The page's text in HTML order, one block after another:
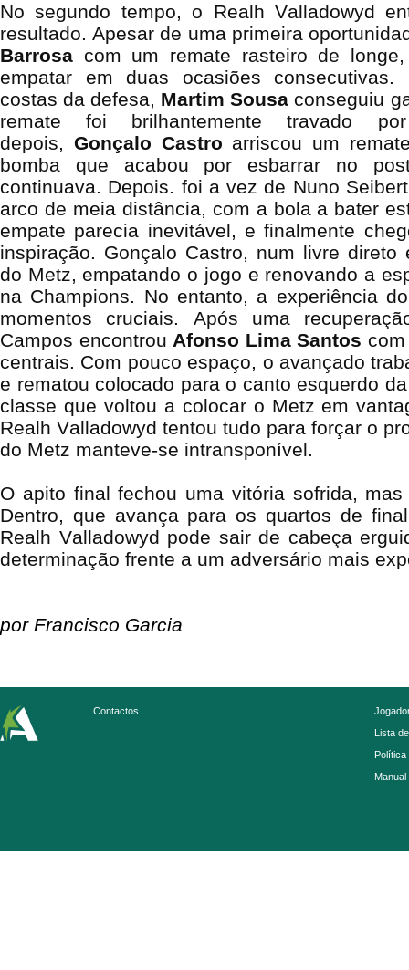
No segundo tempo, o Realh Valladowyd
resultado. Apesar de uma primeira
Barrosa com um remate rasteiro de
empatar em duas ocasiões
costas da defesa, Martim Sousa conseguiu
remate foi brilhantemente travado
depois, Gonçalo Castro arriscou um
bomba que acabou por esbarrar no
continuava. Depois. foi a vez de Nuno
arco de meia distância, com a bola a bater
empate parecia inevitável, e finalmente
inspiração. Gonçalo Castro, num livre direto
do Metz, empatando o jogo e renovando a
na Champions. No entanto, a experiência
momentos cruciais. Após uma
Campos encontrou Afonso Lima Santos
centrais. Com pouco espaço, o avançado
e rematou colocado para o canto esquerdo
classe que voltou a colocar o Metz em
Realh Valladowyd tentou tudo para forçar o
do Metz manteve-se intransponível.
O apito final fechou uma vitória sofrida,
Dentro, que avança para os quartos de
Realh Valladowyd pode sair de cabeça
determinação frente a um adversário mais
por Francisco Garcia
Contactos
Lista
Política